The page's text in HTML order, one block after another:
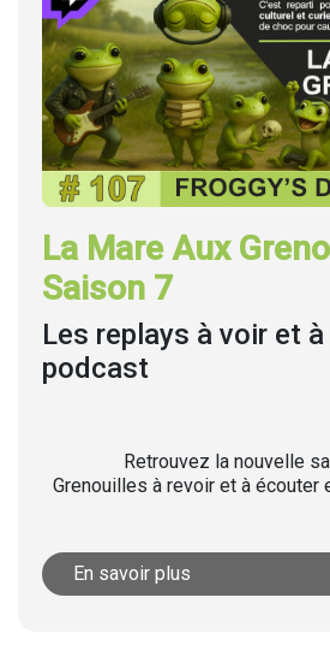
La Mare Aux
Saison 7
Les replays à voir et
podcast
Retrouvez la nouvelle
Grenouilles à revoir et à écouter
En savoir plus